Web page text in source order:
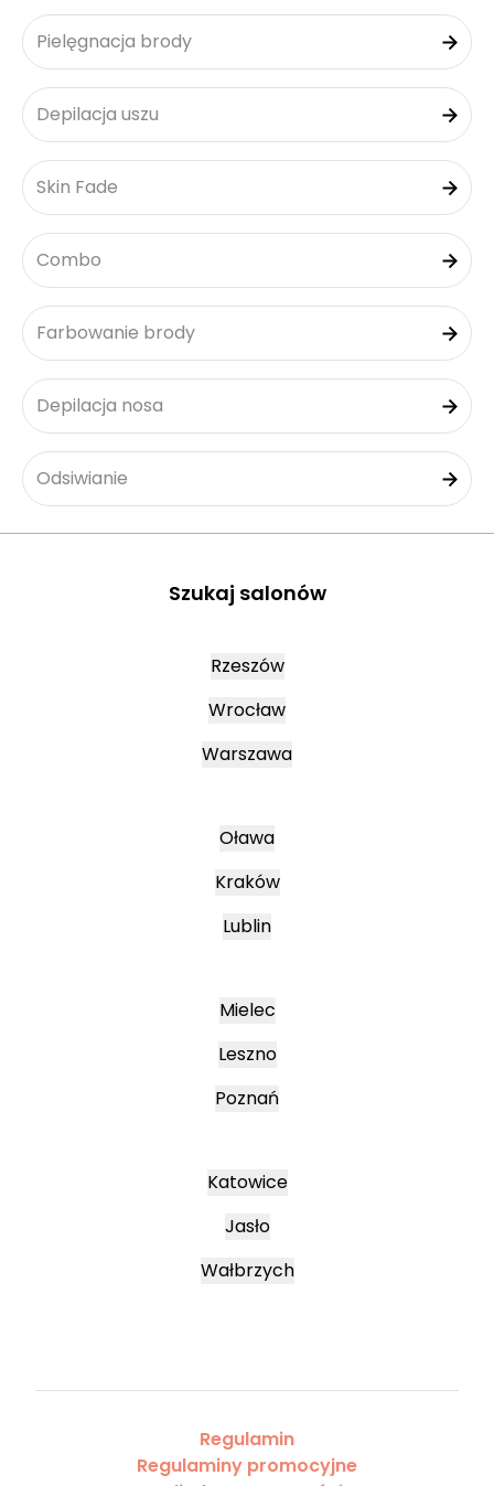
Pielęgnacja brody
Depilacja uszu
Skin Fade
Combo
Farbowanie brody
Depilacja nosa
Odsiwianie
Szukaj salonów
Rzeszów
Wrocław
Warszawa
Oława
Kraków
Lublin
Mielec
Leszno
Poznań
Katowice
Jasło
Wałbrzych
Regulamin
Regulaminy promocyjne